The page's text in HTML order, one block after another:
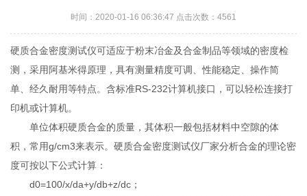
时间：2020-01-16 06:36:47 点击次数：4561
硬质合金密度测试仪可适应于粉末冶金及合金制品等领域的密度检
测，采用阿基米得原理，具有测量精度可调、性能稳定、操作简
单、经久耐用等特点。含标准RS-232计算机接口，可以轻松连接打
印机或计算机。
单位体积硬质合金的质量，其体积一般包括材料中空隙的体
积，常用g/cm3来表示。硬质合金密度测试仪厂家分析合金的理论密
度可按以下公式计算：
d0=100/x/da+y/db+z/dc；